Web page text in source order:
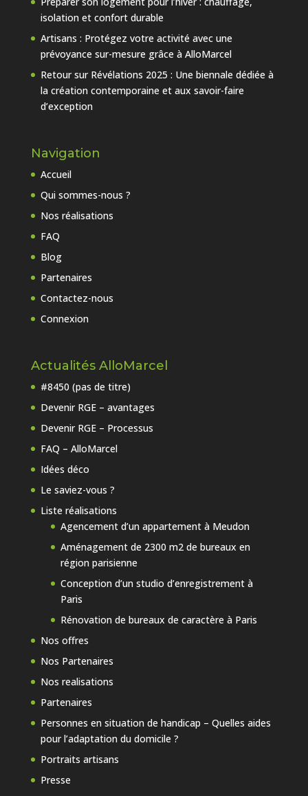
isolation et confort durable
Artisans : Protégez votre activité avec une
prévoyance sur-mesure grâce à AlloMarcel
Retour sur Révélations 2025 : Une biennale dédiée à
la création contemporaine et aux savoir-faire
d’exception
Navigation
Accueil
Qui sommes-nous ?
Nos réalisations
FAQ
Blog
Partenaires
Contactez-nous
Connexion
Actualités AlloMarcel
#8450 (pas de titre)
Devenir RGE – avantages
Devenir RGE – Processus
FAQ – AlloMarcel
Idées déco
Le saviez-vous ?
Liste réalisations
Agencement d’un appartement à Meudon
Aménagement de 2300 m2 de bureaux en
région parisienne
Conception d’un studio d’enregistrement à
Paris
Rénovation de bureaux de caractère à Paris
Nos offres
Nos Partenaires
Nos realisations
Partenaires
Personnes en situation de handicap – Quelles aides
pour l’adaptation du domicile ?
Portraits artisans
Presse